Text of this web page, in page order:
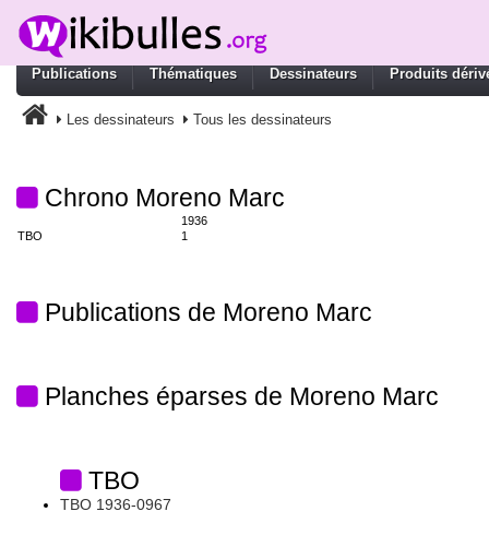
Publications Thématiques Dessinateurs Produits
Les dessinateurs Tous les dessinateurs
Chrono Moreno Marc
1936
TBO
1
Publications de Moreno Marc
Planches éparses de Moreno Marc
TBO
TBO 1936-0967